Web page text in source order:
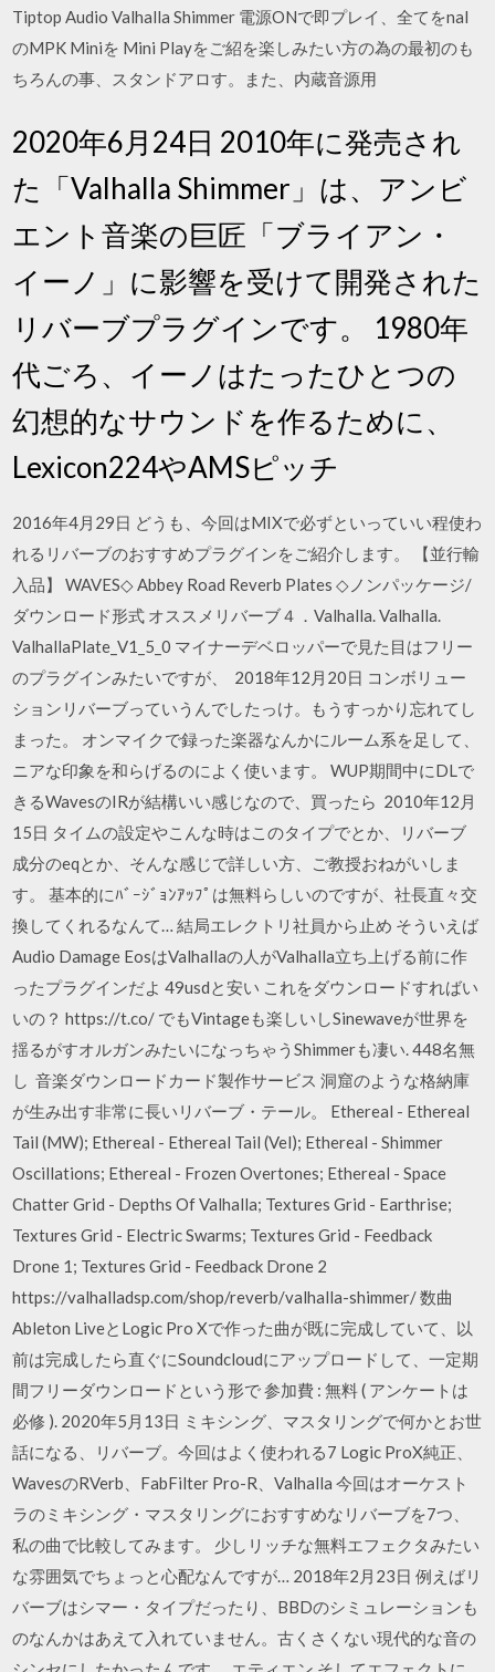
Tiptop Audio Valhalla Shimmer 電源ONで即プレイ、全てをnal
のMPK Miniを Mini Playをご紹を楽しみたい方の為の最初のも
ちろんの事、スタンドアロす。また、内蔵音源用
2020年6月24日 2010年に発売され
た「Valhalla Shimmer」は、アンビ
エント音楽の巨匠「ブライアン・
イーノ」に影響を受けて開発された
リバーブプラグインです。 1980年
代ごろ、イーノはたったひとつの
幻想的なサウンドを作るために、
Lexicon224やAMSピッチ
2016年4月29日 どうも、今回はMIXで必ずといっていい程使わ
れるリバーブのおすすめプラグインをご紹介します。 【並行輸
入品】 WAVES◇ Abbey Road Reverb Plates ◇ノンパッケージ/
ダウンロード形式 オススメリバーブ４．Valhalla. Valhalla.
ValhallaPlate_V1_5_0 マイナーデベロッパーで見た目はフリー
のプラグインみたいですが、 2018年12月20日 コンボリュー
ションリバーブっていうんでしたっけ。もうすっかり忘れてし
まった。 オンマイクで録った楽器なんかにルーム系を足して、
ニアな印象を和らげるのによく使います。 WUP期間中にDLで
きるWavesのIRが結構いい感じなので、買ったら 2010年12月
15日 タイムの設定やこんな時はこのタイプでとか、リバーブ
成分のeqとか、そんな感じで詳しい方、ご教授おねがいしま
す。 基本的にﾊﾞｰｼﾞｮﾝｱｯﾌﾟは無料らしいのですが、社長直々交
換してくれるなんて… 結局エレクトリ社員から止め そういえば
Audio Damage EosはValhallaの人がValhalla立ち上げる前に作
ったプラグインだよ 49usdと安い これをダウンロードすればい
いの？ https://t.co/ でもVintageも楽しいしSinewaveが世界を
揺るがすオルガンみたいになっちゃうShimmerも凄い. 448名無
し 音楽ダウンロードカード製作サービス 洞窟のような格納庫
が生み出す非常に長いリバーブ・テール。 Ethereal - Ethereal
Tail (MW); Ethereal - Ethereal Tail (Vel); Ethereal - Shimmer
Oscillations; Ethereal - Frozen Overtones; Ethereal - Space
Chatter Grid - Depths Of Valhalla; Textures Grid - Earthrise;
Textures Grid - Electric Swarms; Textures Grid - Feedback
Drone 1; Textures Grid - Feedback Drone 2
https://valhalladsp.com/shop/reverb/valhalla-shimmer/ 数曲
Ableton LiveとLogic Pro Xで作った曲が既に完成していて、以
前は完成したら直ぐにSoundcloudにアップロードして、一定期
間フリーダウンロードという形で 参加費 : 無料 ( アンケートは
必修 ). 2020年5月13日 ミキシング、マスタリングで何かとお世
話になる、リバーブ。今回はよく使われる7 Logic ProX純正、
WavesのRVerb、FabFilter Pro-R、Valhalla 今回はオーケスト
ラのミキシング・マスタリングにおすすめなリバーブを7つ、
私の曲で比較してみます。 少しリッチな無料エフェクタみたい
な雰囲気でちょっと心配なんですが… 2018年2月23日 例えばリ
バーブはシマー・タイプだったり、BBDのシミュレーションも
のなんかはあえて入れていません。古くさくない現代的な音の